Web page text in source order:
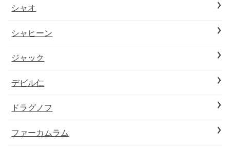
シャオ
シャヒーン
ジャック
デビル仁
ドラグノフ
ファーカムラム